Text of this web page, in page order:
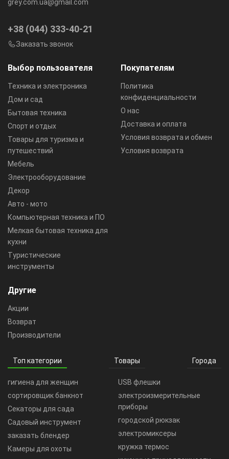
Выбор пользователя
Техника и электроника
Дом и сад
Бытовая техника
Спорт и отдых
Товары для туризма и
путешествий
Мебель
Электрооборудование
Декор
Авто - мото
Компьютерная техника и ПО
Мелкая бытовая техника для
кухни
Туристические
инструменты
Покупателям
Политика
конфиденциальности
О нас
Доставка и оплата
Условия возврата и обмен
Условия возврата
Другие
Акции
Возврат
Производители
grey.com.ua@gmail.com
+38 (044) 333-40-21
Заказать звонок
Топ категории Товары Города
гигиена для женщин
сортировщик банкнот
Секаторы для сада
Садовый инструмент
заказать блендер
Камеры для охоты
USB флешки
электроизмерительные
приборы
городской рюкзак
электромиксеры
кружка термос